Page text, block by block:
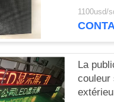
de P2
La
couleur